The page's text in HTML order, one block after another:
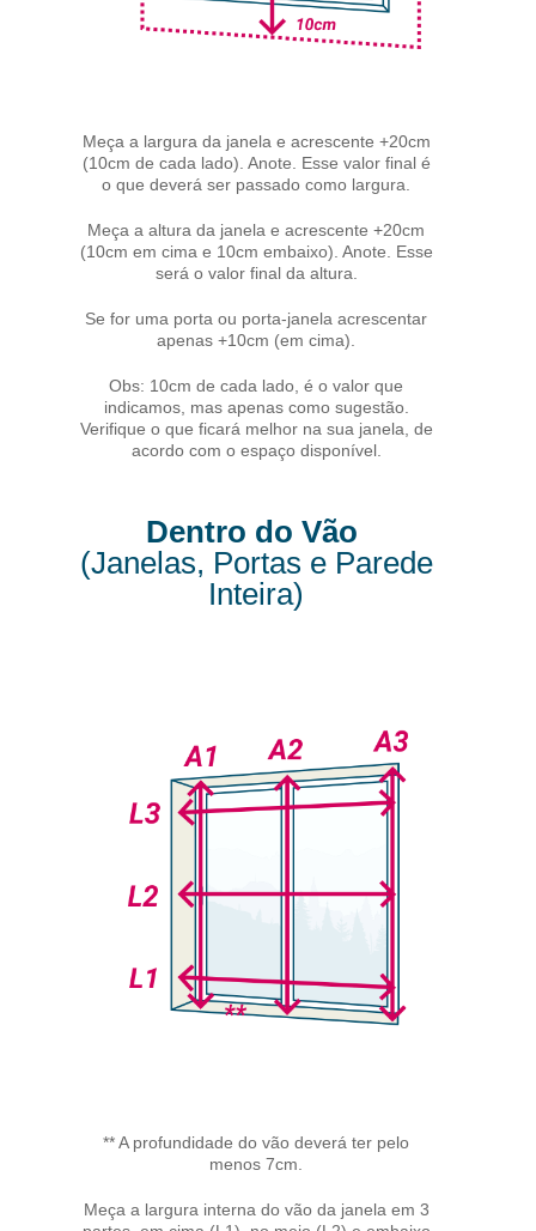
Meça a largura da janela e acrescente +20cm
(10cm de cada lado). Anote. Esse valor final é
o que deverá ser passado como largura.
Meça a altura da janela e acrescente +20cm
(10cm em cima e 10cm embaixo). Anote. Esse
será o valor final da altura.
Se for uma porta ou porta-janela acrescentar
apenas +10cm (em cima).
Obs: 10cm de cada lado, é o valor que
indicamos, mas apenas como sugestão.
Verifique o que ficará melhor na sua janela, de
acordo com o espaço disponível.
Dentro do Vão
(Janelas, Portas e Parede
Inteira)
** A profundidade do vão deverá ter pelo
menos 7cm.
Meça a largura interna do vão da janela em 3